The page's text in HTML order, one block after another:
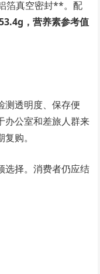
箔真空密封**。配
，营养素参考值
测透明度、保存便
办公室和差旅人群来
购。
选择。消费者仍应结